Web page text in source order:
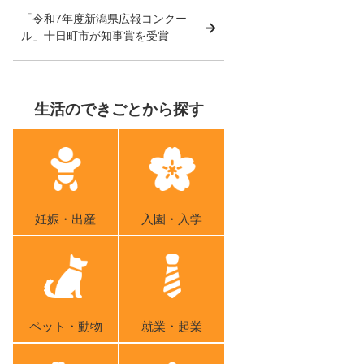
「令和7年度新潟県広報コンクー
ル」十日町市が知事賞を受賞
生活のできごとから探す
妊娠・出産 入園・入学
ペット・動物 就業・起業